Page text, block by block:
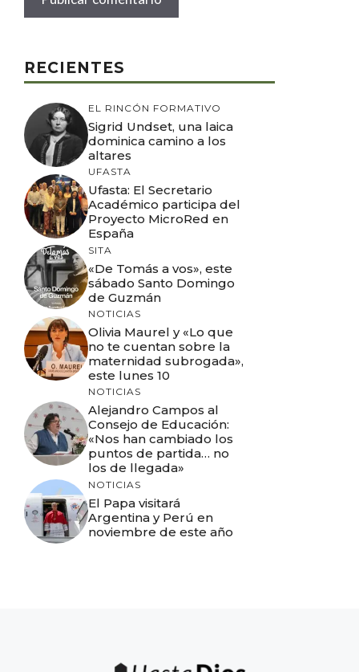
RECIENTES
EL RINCÓN FORMATIVO
Sigrid Undset, una laica
dominica camino a los
altares
UFASTA
Ufasta: El Secretario
Académico participa del
Proyecto MicroRed en
España
SITA
«De Tomás a vos», este
sábado Santo Domingo
de Guzmán
NOTICIAS
Olivia Maurel y «Lo que
no te cuentan sobre la
maternidad subrogada»,
este lunes 10
NOTICIAS
Alejandro Campos al
Consejo de Educación:
«Nos han cambiado los
puntos de partida… no
los de llegada»
NOTICIAS
El Papa visitará
Argentina y Perú en
noviembre de este año